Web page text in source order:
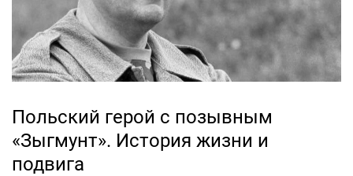
Польский герой с позывным
«Зыгмунт». История жизни и
подвига